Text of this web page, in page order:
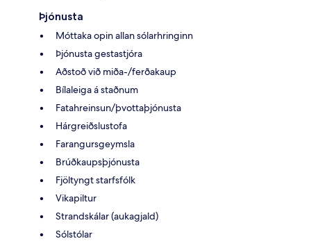
Þjónusta
Móttaka opin allan sólarhringinn
Þjónusta gestastjóra
Aðstoð við miða-/ferðakaup
Bílaleiga á staðnum
Fatahreinsun/þvottaþjónusta
Hárgreiðslustofa
Farangursgeymsla
Brúðkaupsþjónusta
Fjöltyngt starfsfólk
Vikapiltur
Strandskálar (aukagjald)
Sólstólar